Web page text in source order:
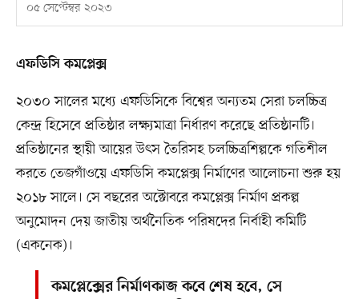
০৫ সেপ্টেম্বর ২০২৩
এফডিসি কমপ্লেক্স
২০৩০ সালের মধ্যে এফডিসিকে বিশ্বের অন্যতম সেরা চলচ্চিত্র
কেন্দ্র হিসেবে প্রতিষ্ঠার লক্ষ্যমাত্রা নির্ধারণ করেছে প্রতিষ্ঠানটি।
প্রতিষ্ঠানের স্থায়ী আয়ের উৎস তৈরিসহ চলচ্চিত্রশিল্পকে গতিশীল
করতে তেজগাঁওয়ে এফডিসি কমপ্লেক্স নির্মাণের আলোচনা শুরু হয়
২০১৮ সালে। সে বছরের অক্টোবরে কমপ্লেক্স নির্মাণ প্রকল্প
অনুমোদন দেয় জাতীয় অর্থনৈতিক পরিষদের নির্বাহী কমিটি
(একনেক)।
কমপ্লেক্সের নির্মাণকাজ কবে শেষ হবে, সে